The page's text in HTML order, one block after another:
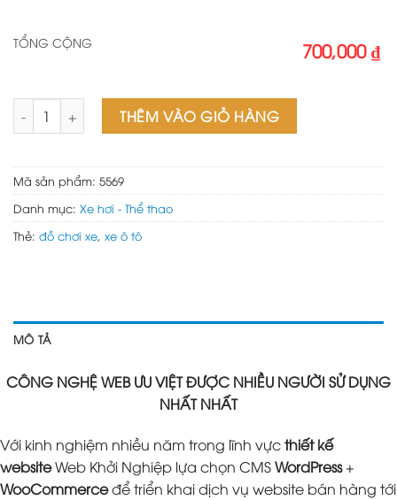
TỔNG CỘNG 700,000 ₫
Web đồ chơi xe số lượngTHÊM VÀO GIỎ HÀNG
Mã sản phẩm: 5569
Danh mục: Xe hơi - Thể thao
Thẻ: đồ chơi xe, xe ô tô
MÔ TẢ
CÔNG NGHỆ WEB ƯU VIỆT ĐƯỢC NHIỀU NGƯỜI SỬ DỤNG
NHẤT NHẤT
Với kinh nghiệm nhiều năm trong lĩnh vựcthiết kế
websiteWeb Khởi Nghiệp lựa chọn CMSWordPress+
WooCommerceđể triển khai dịch vụ website bán hàng tới